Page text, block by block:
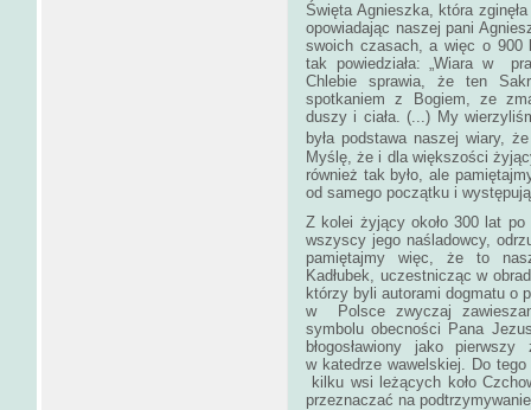
Święta Agnieszka, która
opowiadając naszej pani
swoich czasach, a więc o 900
tak powiedziała: „Wiara w
Chlebie sprawia, że ten
spotkaniem z Bogiem, ze
duszy i ciała. (...) My
była podstawa naszej wiary,
Myślę, że i dla większości
również tak było, ale
od samego początku i
Z kolei żyjący około 300 lat
wszyscy jego naśladowcy,
pamiętajmy więc, że to
Kadłubek, uczestnicząc w
którzy byli autorami dogmatu o
w Polsce zwyczaj
symbolu obecności Pana
błogosławiony jako
w katedrze wawelskiej. Do tego
kilku wsi leżących koło
przeznaczać na